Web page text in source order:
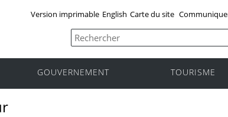
Version imprimable English Carte du site
GOUVERNEMENT TOURISME